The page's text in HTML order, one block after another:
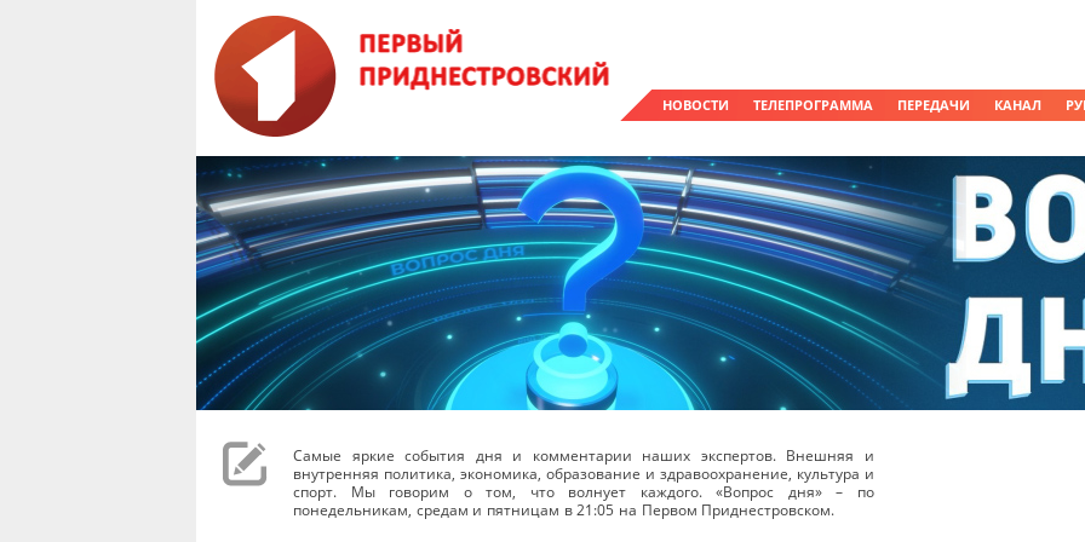
НОВОСТИ ТЕЛЕПРОГРАММА ПЕРЕДАЧИ КАНАЛ
Самые яркие события дня и комментарии наших экспертов. Внешняя и
внутренняя политика, экономика, образование и здравоохранение, культура и
спорт. Мы говорим о том, что волнует каждого. «Вопрос дня» – по
понедельникам, средам и пятницам в 21:05 на Первом Приднестровском.